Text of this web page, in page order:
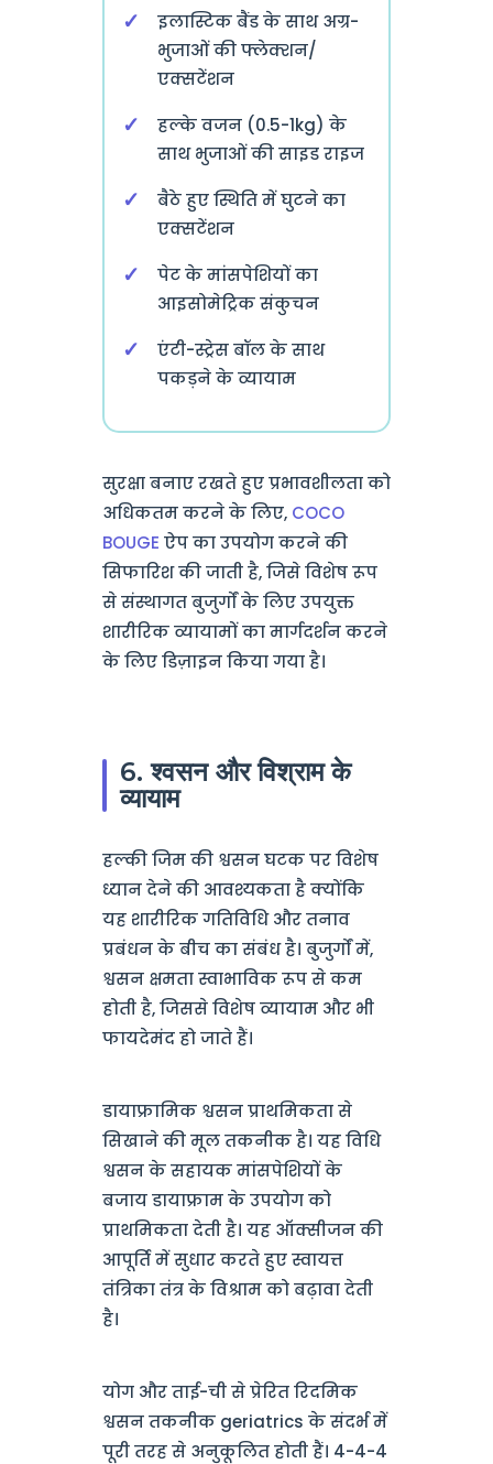
इलास्टिक बैंड के साथ अग्र-
भुजाओं की फ्लेक्शन/
एक्सटेंशन
हल्के वजन (0.5-1kg) के
साथ भुजाओं की साइड राइज
बैठे हुए स्थिति में घुटने का
एक्सटेंशन
पेट के मांसपेशियों का
आइसोमेट्रिक संकुचन
एंटी-स्ट्रेस बॉल के साथ
पकड़ने के व्यायाम
सुरक्षा बनाए रखते हुए प्रभावशीलता को
अधिकतम करने के लिए, COCO
BOUGE ऐप का उपयोग करने की
सिफारिश की जाती है, जिसे विशेष रूप
से संस्थागत बुजुर्गों के लिए उपयुक्त
शारीरिक व्यायामों का मार्गदर्शन करने
के लिए डिज़ाइन किया गया है।
6. श्वसन और विश्राम के
व्यायाम
हल्की जिम की श्वसन घटक पर विशेष
ध्यान देने की आवश्यकता है क्योंकि
यह शारीरिक गतिविधि और तनाव
प्रबंधन के बीच का संबंध है। बुजुर्गों में,
श्वसन क्षमता स्वाभाविक रूप से कम
होती है, जिससे विशेष व्यायाम और भी
फायदेमंद हो जाते हैं।
डायाफ्रामिक श्वसन प्राथमिकता से
सिखाने की मूल तकनीक है। यह विधि
श्वसन के सहायक मांसपेशियों के
बजाय डायाफ्राम के उपयोग को
प्राथमिकता देती है। यह ऑक्सीजन की
आपूर्ति में सुधार करते हुए स्वायत्त
तंत्रिका तंत्र के विश्राम को बढ़ावा देती
है।
योग और ताई-ची से प्रेरित रिदमिक
श्वसन तकनीक geriatrics के संदर्भ में
पूरी तरह से अनुकूलित होती हैं। 4-4-4